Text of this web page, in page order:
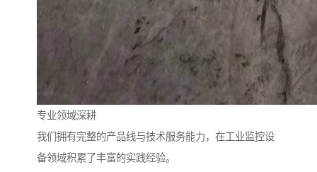
专业领域深耕
我们拥有完整的产品线与技术服务能力，在工业监控设
备领域积累了丰富的实践经验。